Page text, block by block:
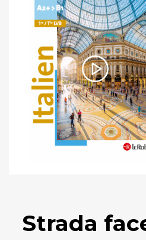
Strada